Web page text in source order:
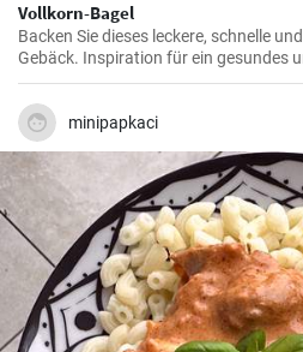
Vollkorn-Bagel
Backen Sie dieses leckere, schnelle
Gebäck. Inspiration für ein gesundes
man nie genug haben.
minipapkaci